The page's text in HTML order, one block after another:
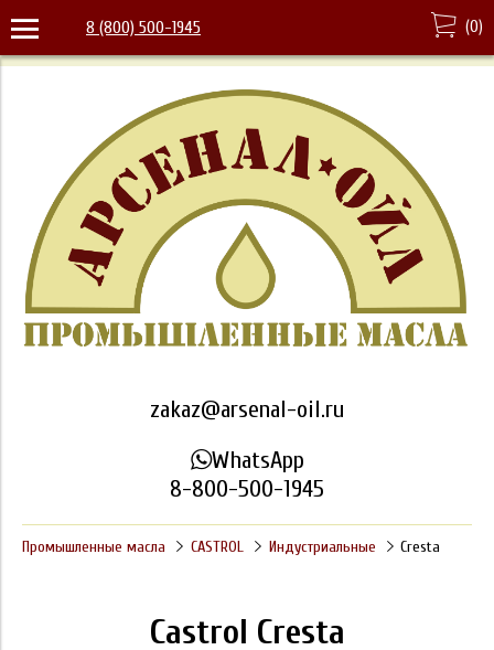
8 (800) 500-1945 (0)
zakaz@arsenal-oil.ru
WhatsApp
8-800-500-1945
Промышленные масла CASTROL Индустриальные Cresta
Castrol Cresta